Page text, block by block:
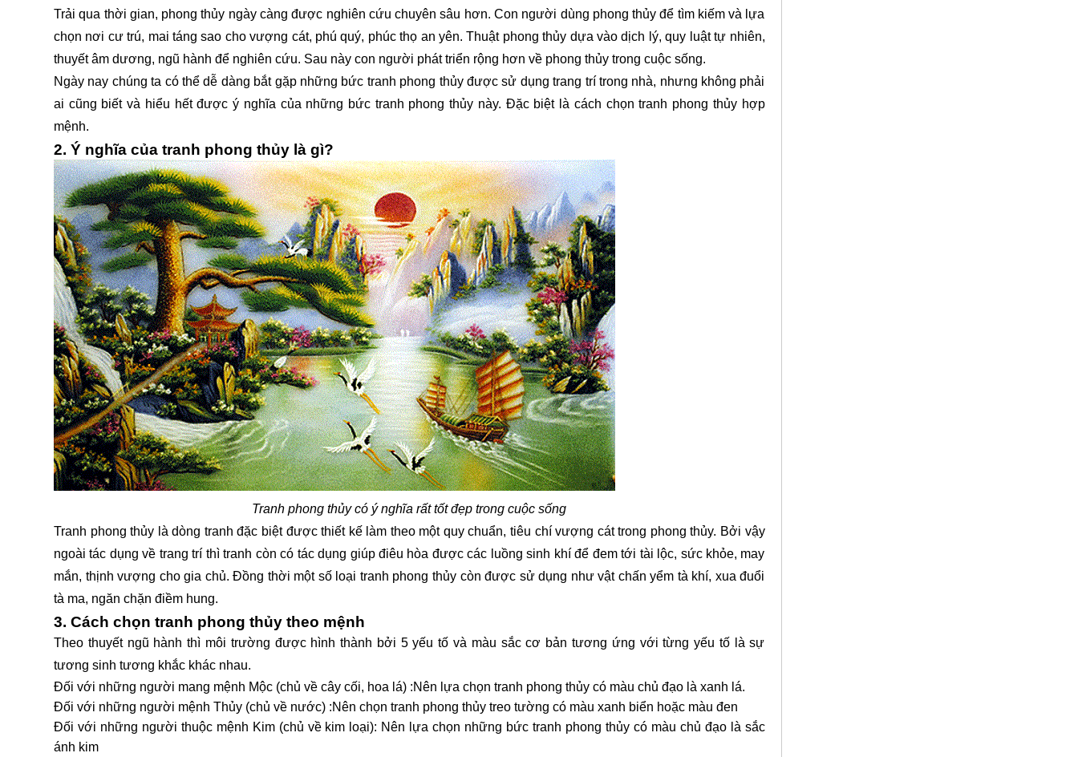
Trải qua thời gian, phong thủy ngày càng được nghiên cứu chuyên sâu hơn. Con người dùng phong thủy để tìm kiếm và lựa
chọn nơi cư trú, mai táng sao cho vượng cát, phú quý, phúc thọ an yên. Thuật phong thủy dựa vào dịch lý, quy luật tự nhiên,
thuyết âm dương, ngũ hành để nghiên cứu. Sau này con người phát triển rộng hơn về phong thủy trong cuộc sống.
Ngày nay chúng ta có thể dễ dàng bắt gặp những bức tranh phong thủy được sử dụng trang trí trong nhà, nhưng không phải
ai cũng biết và hiểu hết được ý nghĩa của những bức tranh phong thủy này. Đặc biệt là cách chọn tranh phong thủy hợp
mệnh.
2. Ý nghĩa của tranh phong thủy là gì?
Tranh phong thủy có ý nghĩa rất tốt đẹp trong cuộc sống
Tranh phong thủy là dòng tranh đặc biệt được thiết kế làm theo một quy chuẩn, tiêu chí vượng cát trong phong thủy. Bởi vậy
ngoài tác dụng về trang trí thì tranh còn có tác dụng giúp điêu hòa được các luồng sinh khí để đem tới tài lộc, sức khỏe, may
mắn, thịnh vượng cho gia chủ. Đồng thời một số loại tranh phong thủy còn được sử dụng như vật chấn yểm tà khí, xua đuổi
tà ma, ngăn chặn điềm hung.
3. Cách chọn tranh phong thủy theo mệnh
Theo thuyết ngũ hành thì môi trường được hình thành bởi 5 yếu tố và màu sắc cơ bản tương ứng với từng yếu tố là sự
tương sinh tương khắc khác nhau.
Đối với những người mang mệnh Mộc (chủ về cây cối, hoa lá) :Nên lựa chọn tranh phong thủy có màu chủ đạo là xanh lá.
Đối với những người mệnh Thủy (chủ về nước) :Nên chọn tranh phong thủy treo tường có màu xanh biển hoặc màu đen
Đối với những người thuộc mệnh Kim (chủ về kim loại): Nên lựa chọn những bức tranh phong thủy có màu chủ đạo là sắc
ánh kim